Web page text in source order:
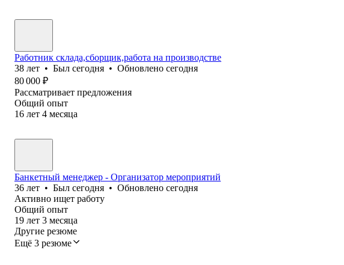
Работник склада,сборщик,работа на производстве
38 лет • Был сегодня • Обновлено сегодня
80 000 ₽
Рассматривает предложения
Общий опыт
16 лет 4 месяца
Банкетный менеджер - Организатор мероприятий
36 лет • Был сегодня • Обновлено сегодня
Активно ищет работу
Общий опыт
19 лет 3 месяца
Другие резюме
Ещё 3 резюме